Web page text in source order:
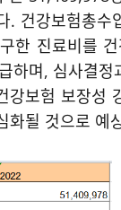
. 건강보험총
진료비를 건
하며, 심사결정
보험 보장성
화될 것으로 예